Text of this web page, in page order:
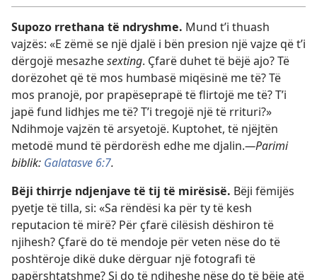
Supozo rrethana të ndryshme. Mund t’i thuash
vajzës: «E zëmë se një djalë i bën presion një vajze që t’i
dërgojë mesazhesexting. Çfarë duhet të bëjë ajo? Të
dorëzohet që të mos humbasë miqësinë me të? Të
mos pranojë, por prapëseprapë të flirtojë me të? T’i
japë fund lidhjes me të? T’i tregojë një të rrituri?»
Ndihmoje vajzën të arsyetojë. Kuptohet, të njëjtën
metodë mund të përdorësh edhe me djalin.—Parimi
biblik: Galatasve 6:7.
Bëji thirrje ndjenjave të tij të mirësisë. Bëji fëmijës
pyetje të tilla, si: «Sa rëndësi ka për ty të kesh
reputacion të mirë? Për çfarë cilësish dëshiron të
njihesh? Çfarë do të mendoje për veten nëse do të
poshtëroje dikë duke dërguar një fotografi të
papërshtatshme? Si do të ndiheshe nëse do të bëje atë